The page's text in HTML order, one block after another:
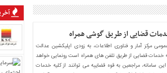
و معارفه مدیرعامل فولاد خوزستان با حضور رضا طاهری
مدیره، مومن‌زداه و اسماعیل گودرزی اعضای هئیت مدیره
و جمعی از معاونان و مدیران شرکت فولاد خوزستان در روز دوشنبه ۲۳
مهمانسرای نور برگزار شد. در ابتدای این مراسم رضا طاهری
مدیره فولاد خوزستان با تبریک سال نو و تشکر و تقدیر
قلعه‌نوی مدیرعامل پیشین اظهار داشت: تولید پایدار و
تولید در سال ۱۳۹۹ را در شرایطی
قضایی از طریق گوشی همراه
مرکز آمار و فناوری اطلاعات، به زودی اپلیکشین عدالت
خدمات قضایی از طریق تلفن های همراه است رونمایی خواهد
سامانه، مراجعین به قوه قضاییه می توانند از کلیه خدمات